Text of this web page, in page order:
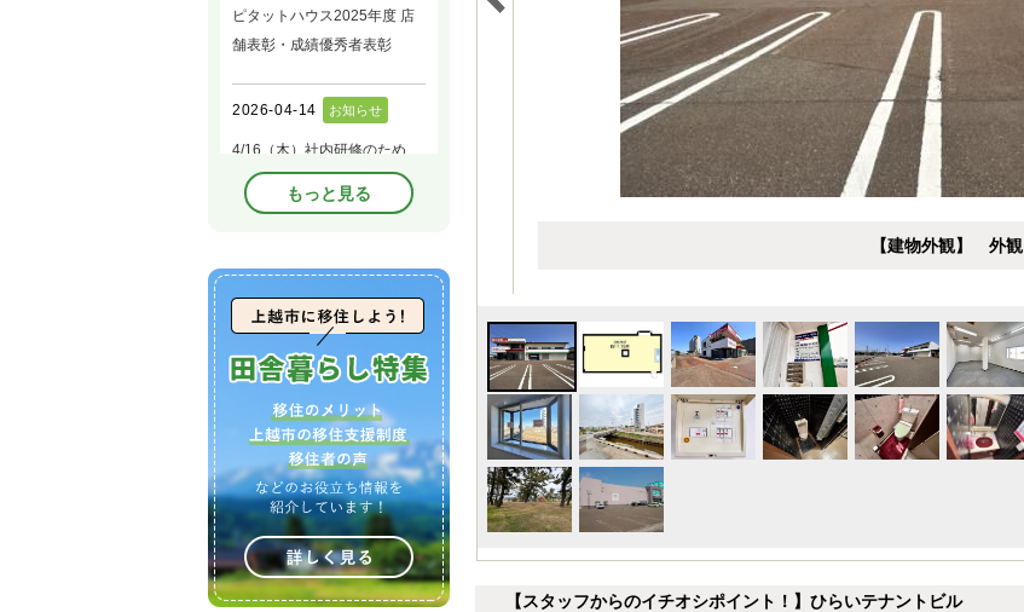
【建物外観】 外観
【スタッフからのイチオシポイント！】ひらいテナントビル
もっと見る